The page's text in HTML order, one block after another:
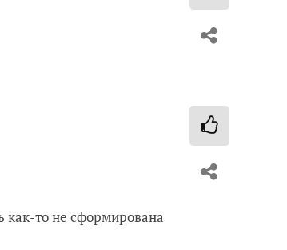
как-то не сформирована